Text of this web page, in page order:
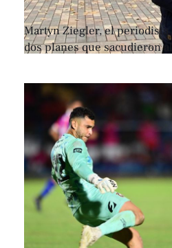
Martyn Ziegler, el
dos planes que sacudieron